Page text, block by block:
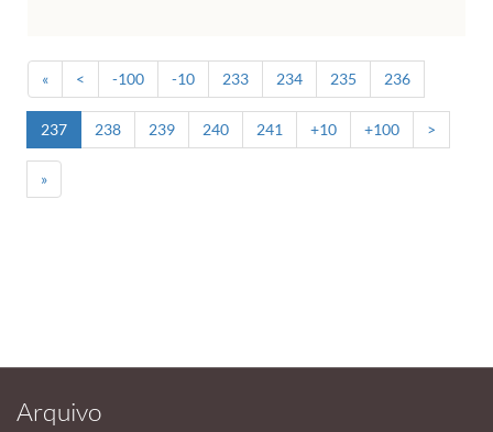
« < -100 -10 233 234 235 236
237 238 239 240 241 +10 +100 >
»
Arquivo